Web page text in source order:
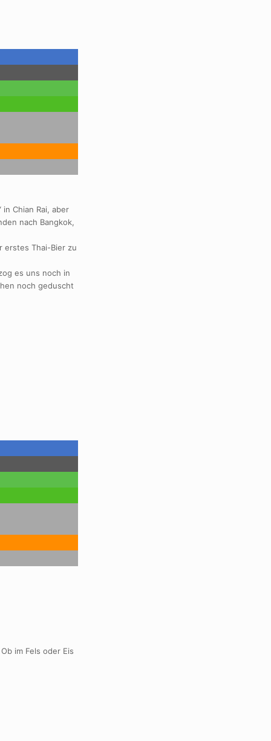
Chian Rai, aber
nach Bangkok,
erstes Thai-Bier zu
es uns noch in
noch geduscht
im Fels oder Eis